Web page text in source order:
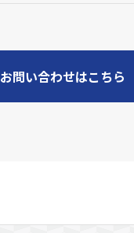
お問い合わせはこちら